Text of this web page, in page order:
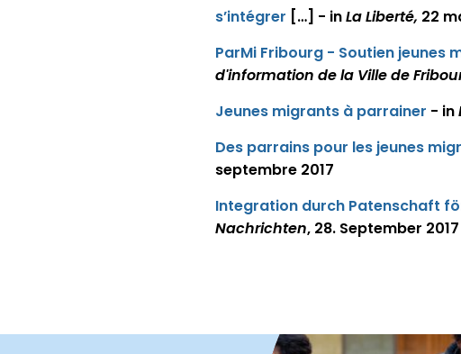
s’intégrer […] - inLa Liberté, 22
ParMi Fribourg - Soutien jeunes
d'information de la Ville de
Jeunes migrants à parrainer - in
Des parrains pour les jeunes
septembre 2017
Integration durch Patenschaft
Nachrichten, 28. September 2017